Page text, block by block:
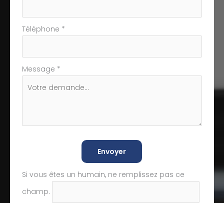
Téléphone *
Message *
Envoyer
Si vous êtes un humain, ne remplissez pas ce
champ.